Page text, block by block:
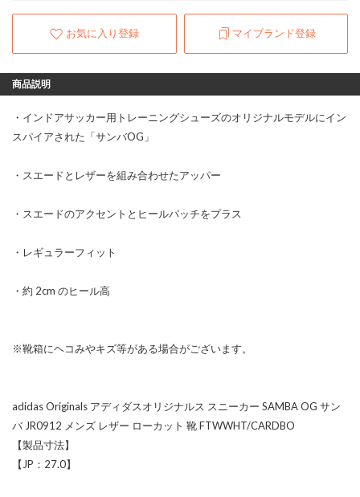
お気に入り登録 マイブランド登録
商品説明
・インドアサッカー用トレーニングシューズのオリジナルモデルにイン
スパイアされた「サンバOG」
・スエードとレザーを組み合わせたアッパー
・スエードのアクセントとヒールパッチをプラス
・レギュラーフィット
・約 2cm のヒール高
※靴箱にヘコみやキズ等がある場合がございます。
adidas Originals アディダスオリジナルス スニーカー SAMBA OG サン
バ JR0912 メンズ レザー ローカット 靴 FTWWHT/CARDBO
【製品寸法】
【JP：27.0】